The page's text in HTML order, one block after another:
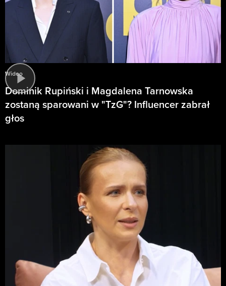
Wideo
Dominik Rupiński i Magdalena Tarnowska
zostaną sparowani w "TzG"? Influencer zabrał
głos